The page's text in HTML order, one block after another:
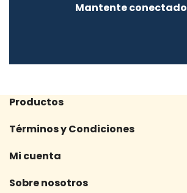
Mantente conectado
Productos
Términos y Condiciones
Mi cuenta
Sobre nosotros